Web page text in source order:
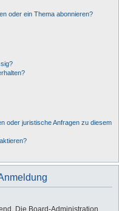
oder ein Thema abonnieren?
oder juristische Anfragen zu diesem
Die Board-Administration